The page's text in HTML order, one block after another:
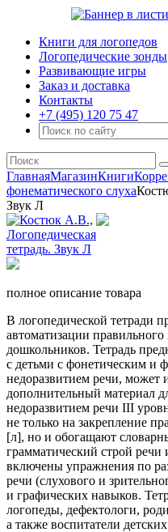
Книги для логопедов
Логопедические зонды
Развивающие игры
Заказ и доставка
Контакты
+7 (495) 120 75 47
ГлавнаяМагазинКниги
фонематического слуха
Звук Л
полное описание товара
В логопедической тетради
автоматизации
дошкольников. Тетрадь
с детьми с фонетическим и
недоразвитием речи, может
дополнительный материал
недоразвитием речи III
не только на закрепление
[л], но и обогащают
грамматический строй речи
включены упражнения по
речи (слухового и
и графических навыков.
логопеды, дефектологи,
а также воспитатели